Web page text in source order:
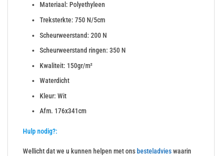
Materiaal: Polyethyleen
Treksterkte: 750 N/5cm
Scheurweerstand: 200 N
Scheurweerstand ringen: 350 N
Kwaliteit: 150gr/m²
Waterdicht
Kleur: Wit
Afm. 176x341cm
Hulp nodig?:
Wellicht dat we u kunnen helpen met ons besteladvieswaarin